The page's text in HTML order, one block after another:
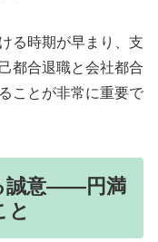
る時期が早まり、支
都合退職と会社都合
ことが非常に重要で
誠意――円満
と